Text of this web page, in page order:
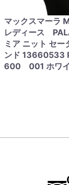
マックスマーラ
レディース
ミア ニット セ
ンド 13660533
600 001 ホワ